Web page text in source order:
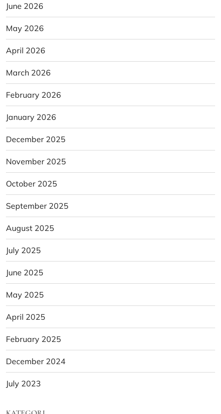
June 2026
May 2026
April 2026
March 2026
February 2026
January 2026
December 2025
November 2025
October 2025
September 2025
August 2025
July 2025
June 2025
May 2025
April 2025
February 2025
December 2024
July 2023